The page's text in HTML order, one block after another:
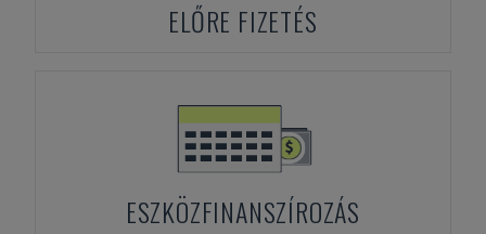
ELŐRE FIZETÉS
ESZKÖZFINANSZÍROZÁS